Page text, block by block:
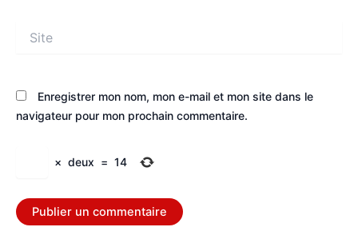
Enregistrer mon nom, mon e-mail et mon site dans le
navigateur pour mon prochain commentaire.
× deux = 14